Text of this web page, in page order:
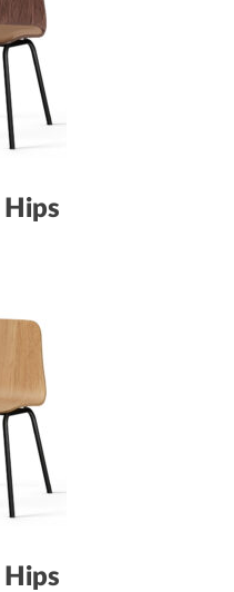
Hips
Hips